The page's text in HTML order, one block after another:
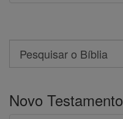
Search
Pesquisar
Bíblia
Novo Testamento